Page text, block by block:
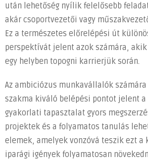
után lehetőség nyílik felelősebb
akár csoportvezetői vagy
Ez a természetes előrelépési út
perspektívát jelent azok számára,
egy helyben topogni karrierjük során.
Az ambiciózus munkavállalók
szakma kiváló belépési pontot jelent a
gyakorlati tapasztalat gyors
projektek és a folyamatos tanulás
elemek, amelyek vonzóvá teszik ezt a
iparági igények folyamatosan